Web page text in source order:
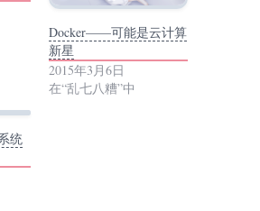
Docker——可能是云计算
新星
2015年3月6日
在“乱七八糟”中
统